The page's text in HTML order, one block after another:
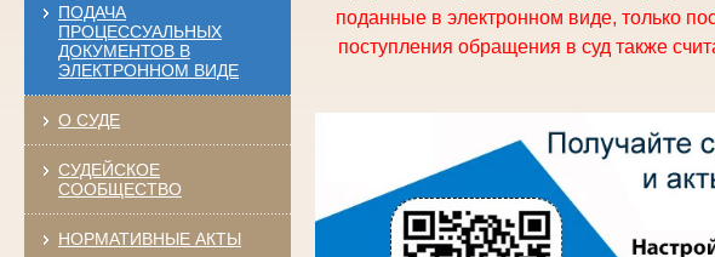
ПОДАЧА
ПРОЦЕССУАЛЬНЫХ
ДОКУМЕНТОВ В
ЭЛЕКТРОННОМ ВИДЕ
О СУДЕ
СУДЕЙСКОЕ
СООБЩЕСТВО
НОРМАТИВНЫЕ АКТЫ
поданные в электронном виде, только
поступления обращения в суд также